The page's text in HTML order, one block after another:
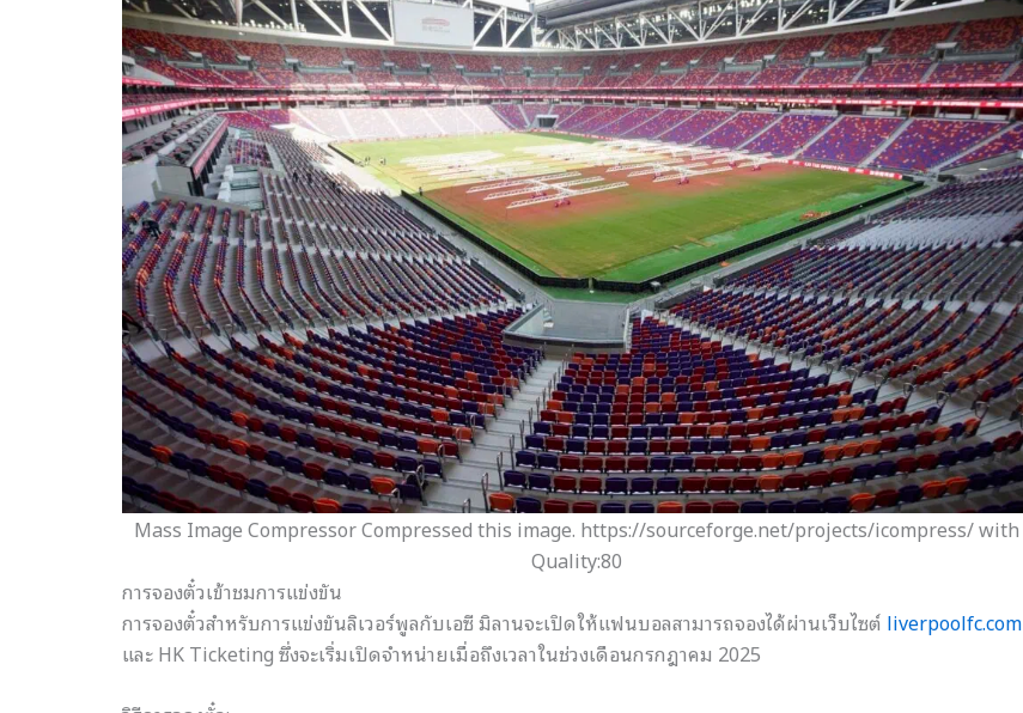
Mass Image Compressor Compressed this image. https://sourceforge.net/projects/icompress/ with
Quality:80
การจองตั๋วเข้าชมการแข่งขัน
การจองตั๋วสำหรับการแข่งขันลิเวอร์พูลกับเอซี มิลานจะเปิดให้แฟนบอลสามารถจองได้ผ่านเว็บไซต์ liverpoolfc.com
และ HK Ticketing ซึ่งจะเริ่มเปิดจำหน่ายเมื่อถึงเวลาในช่วงเดือนกรกฎาคม 2025